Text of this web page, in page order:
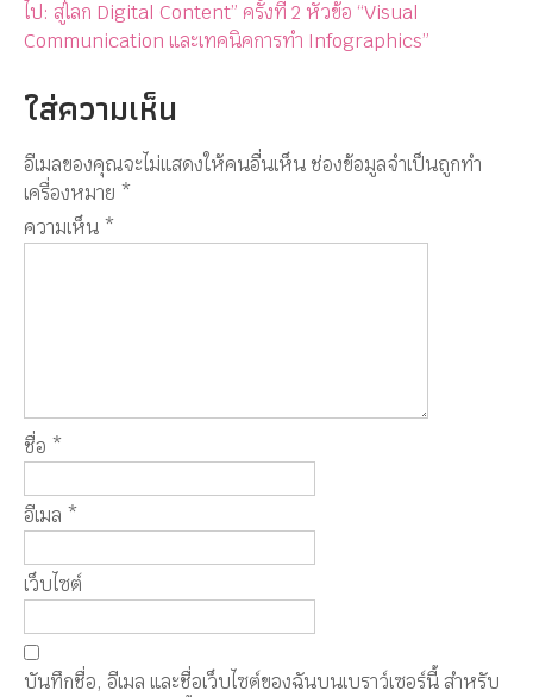
ไป: สู่โลก Digital Content” ครั้งที่ 2 หัวข้อ “Visual
Communication และเทคนิคการทำ Infographics”
ใส่ความเห็น
อีเมลของคุณจะไม่แสดงให้คนอื่นเห็น ช่องข้อมูลจำเป็นถูกทำ
เครื่องหมาย *
ความเห็น *
ชื่อ *
อีเมล *
เว็บไซต์
บันทึกชื่อ, อีเมล และชื่อเว็บไซต์ของฉันบนเบราว์เซอร์นี้ สำหรับ